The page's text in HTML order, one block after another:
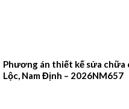
Phương án thiết kế sửa chữa
Lộc, Nam Định – 2026NM657